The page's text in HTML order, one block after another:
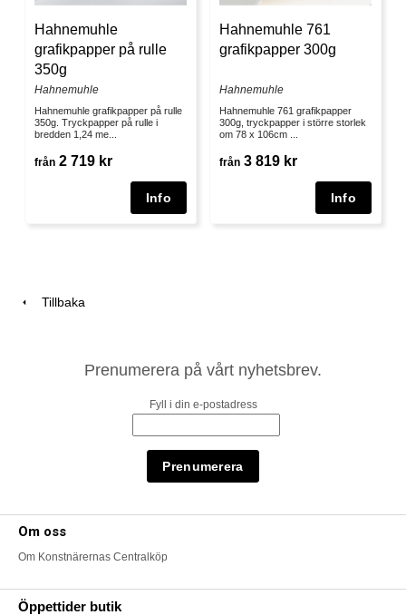
Hahnemuhle
grafikpapper på rulle
350g
Hahnemuhle
Hahnemuhle grafikpapper på rulle
350g. Tryckpapper på rulle i
bredden 1,24 me...
från 2 719 kr
Hahnemuhle 761
grafikpapper 300g
Hahnemuhle
Hahnemuhle 761 grafikpapper
300g, tryckpapper i större storlek
om 78 x 106cm ...
från 3 819 kr
Tillbaka
Prenumerera på vårt nyhetsbrev.
Fyll i din e-postadress
Om oss
Om Konstnärernas Centralköp
Öppettider butik